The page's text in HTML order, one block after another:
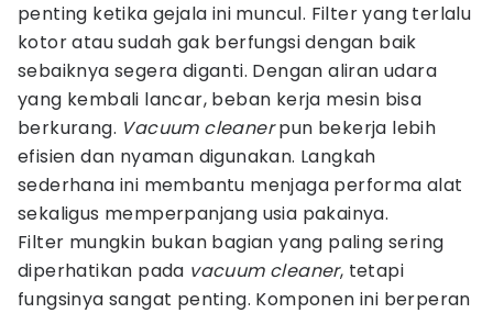
penting ketika gejala ini muncul. Filter yang terlalu
kotor atau sudah gak berfungsi dengan baik
sebaiknya segera diganti. Dengan aliran udara
yang kembali lancar, beban kerja mesin bisa
berkurang. Vacuum cleanerpun bekerja lebih
efisien dan nyaman digunakan. Langkah
sederhana ini membantu menjaga performa alat
sekaligus memperpanjang usia pakainya.
Filter mungkin bukan bagian yang paling sering
diperhatikan pada vacuum cleaner, tetapi
fungsinya sangat penting. Komponen ini berperan